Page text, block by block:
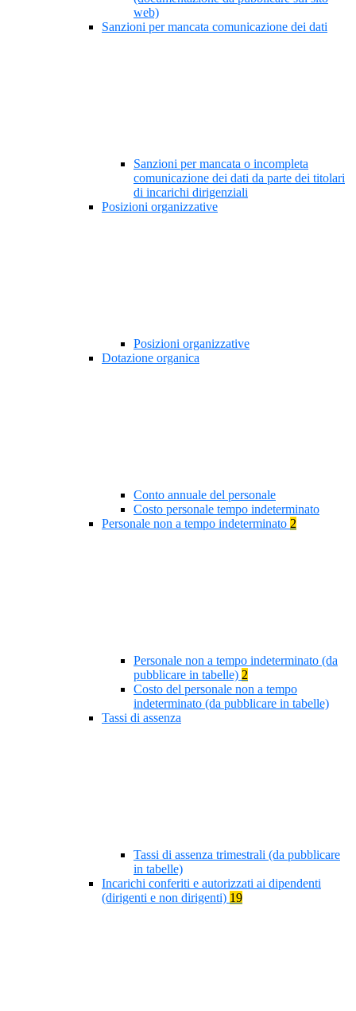
web)
Sanzioni per mancata comunicazione dei dati
Sanzioni per mancata o incompleta
comunicazione dei dati da parte dei titolari
di incarichi dirigenziali
Posizioni organizzative
Posizioni organizzative
Dotazione organica
Conto annuale del personale
Costo personale tempo indeterminato
Personale non a tempo indeterminato 2
Personale non a tempo indeterminato (da
pubblicare in tabelle) 2
Costo del personale non a tempo
indeterminato (da pubblicare in tabelle)
Tassi di assenza
Tassi di assenza trimestrali (da pubblicare
in tabelle)
Incarichi conferiti e autorizzati ai dipendenti
(dirigenti e non dirigenti) 19